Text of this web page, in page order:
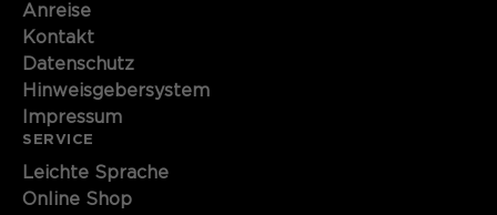
Anreise
Kontakt
Datenschutz
Hinweisgebersystem
Impressum
SERVICE
Leichte Sprache
Online Shop